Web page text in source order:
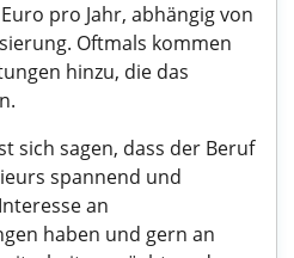
pro Jahr, abhängig von
Oftmals kommen
hinzu, die das
sich sagen, dass der Beruf
spannend und
an
haben und gern an